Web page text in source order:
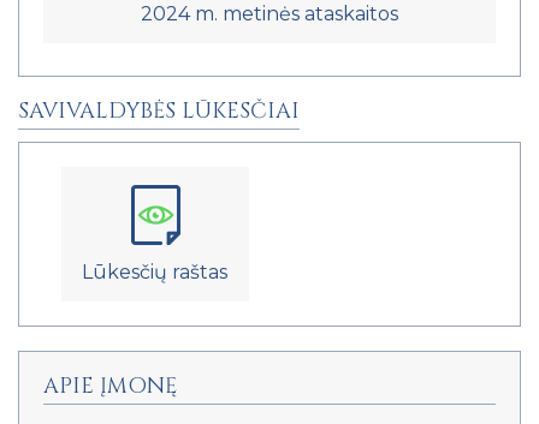
2024 m. metinės ataskaitos
SAVIVALDYBĖS LŪKESČIAI
Lūkesčių raštas
APIE ĮMONĘ